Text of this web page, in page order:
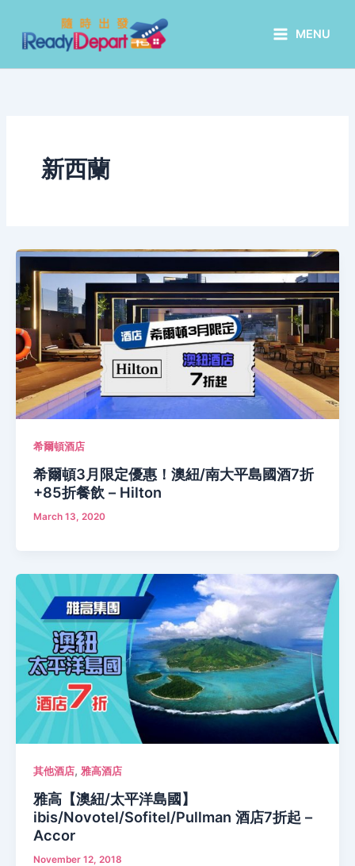
content
MENU
新西蘭
希爾頓酒店
希爾頓3月限定優惠！澳紐/南大平島國酒7折
+85折餐飲 – Hilton
March 13, 2020
其他酒店, 雅高酒店
雅高【澳紐/太平洋島國】
ibis/Novotel/Sofitel/Pullman 酒店7折起 –
Accor
November 12, 2018